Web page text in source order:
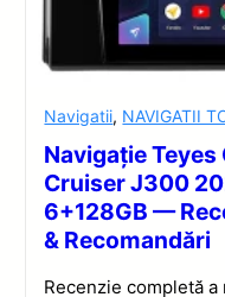
Navigatii, NAVIGATII
Navigație
Cruiser J300
6+128GB —
& Recomandări
Recenzie completă